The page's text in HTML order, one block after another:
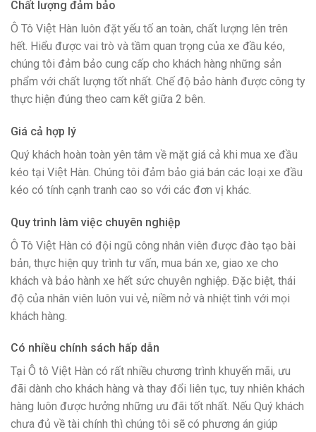
Chất lượng đảm bảo
Ô Tô Việt Hàn luôn đặt yếu tố an toàn, chất lượng lên trên
hết. Hiểu được vai trò và tầm quan trọng của xe đầu kéo,
chúng tôi đảm bảo cung cấp cho khách hàng những sản
phẩm với chất lượng tốt nhất. Chế độ bảo hành được công ty
thực hiện đúng theo cam kết giữa 2 bên.
Giá cả hợp lý
Quý khách hoàn toàn yên tâm về mặt giá cả khi mua xe đầu
kéo tại Việt Hàn. Chúng tôi đảm bảo giá bán các loại xe đầu
kéo có tính cạnh tranh cao so với các đơn vị khác.
Quy trình làm việc chuyên nghiệp
Ô Tô Việt Hàn có đội ngũ công nhân viên được đào tạo bài
bản, thực hiện quy trình tư vấn, mua bán xe, giao xe cho
khách và bảo hành xe hết sức chuyên nghiệp. Đặc biệt, thái
độ của nhân viên luôn vui vẻ, niềm nở và nhiệt tình với mọi
khách hàng.
Có nhiều chính sách hấp dẫn
Tại Ô tô Việt Hàn có rất nhiều chương trình khuyến mãi, ưu
đãi dành cho khách hàng và thay đổi liên tục, tuy nhiên khách
hàng luôn được hưởng những ưu đãi tốt nhất. Nếu Quý khách
chưa đủ về tài chính thì chúng tôi sẽ có phương án giúp